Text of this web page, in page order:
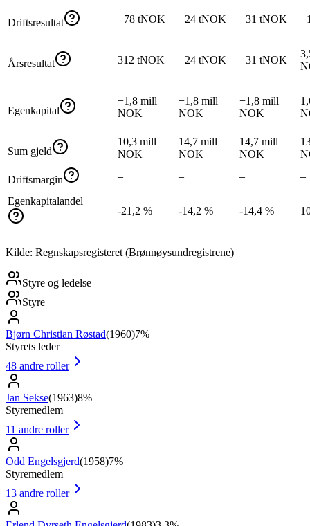
Driftsresultat −78 tNOK −24 tNOK −31 tNOK
Årsresultat 312 tNOK −24 tNOK −31 tNOK
Egenkapital
−1,8 mill
NOK
−1,8 mill
NOK
−1,8 mill
NOK
Sum gjeld
10,3 mill
NOK
14,7 mill
NOK
14,7 mill
NOK
Driftsmargin – – – –
Egenkapitalandel
-21,2 %
-14,2 % -14,4 %
Kilde: Regnskapsregisteret (Brønnøysundregistrene)
Styre og ledelse
Styre
Bjørn Christian Røstad(1960)7%
Styrets leder
48 andre roller
Jan Sekse(1963)8%
Styremedlem
11 andre roller
Odd Engelsgjerd(1958)7%
Styremedlem
13 andre roller